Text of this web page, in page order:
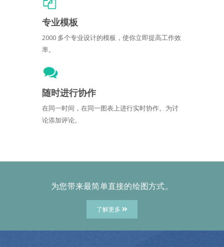
专业模板
2000 多个专业设计的模板，使你立即提高工作效
率。
随时进行协作
在同一时间，在同一图表上进行实时协作。为讨
论添加评论。
为您带来最简单直接的绘图方式。
了解更多